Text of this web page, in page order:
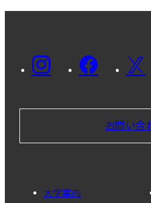
お問い合
大学案内